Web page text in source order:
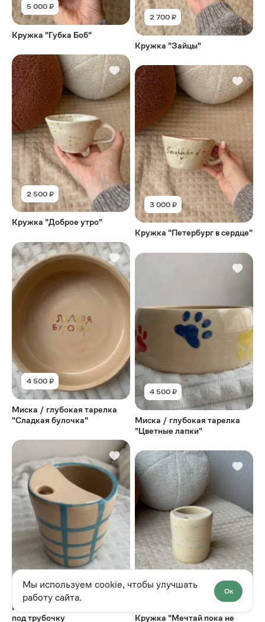
5 000 ₽
Кружка "Губка Боб"
2 500 ₽
Кружка "Доброе утро"
4 500 ₽
Миска / глубокая тарелка
"Сладкая булочка"
Кружка "Голубая клетка"
под трубочку
2 700 ₽
Кружка "Зайцы"
3 000 ₽
Кружка "Петербург в сердце"
4 500 ₽
Миска / глубокая тарелка
"Цветные лапки"
2 300 ₽
Кружка "Мечтай пока не
Мы используем cookie, чтобы улучшать
работу сайта.
Ок